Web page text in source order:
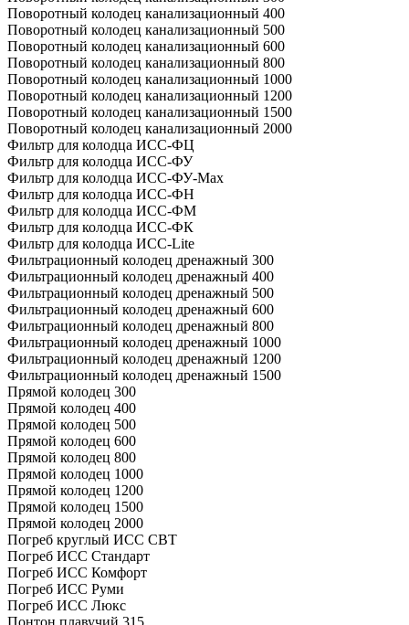
Поворотный колодец канализационный 400
Поворотный колодец канализационный 500
Поворотный колодец канализационный 600
Поворотный колодец канализационный 800
Поворотный колодец канализационный 1000
Поворотный колодец канализационный 1200
Поворотный колодец канализационный 1500
Поворотный колодец канализационный 2000
Фильтр для колодца ИСС-ФЦ
Фильтр для колодца ИСС-ФУ
Фильтр для колодца ИСС-ФУ-Мах
Фильтр для колодца ИСС-ФН
Фильтр для колодца ИСС-ФМ
Фильтр для колодца ИСС-ФК
Фильтр для колодца ИСС-Lite
Фильтрационный колодец дренажный 300
Фильтрационный колодец дренажный 400
Фильтрационный колодец дренажный 500
Фильтрационный колодец дренажный 600
Фильтрационный колодец дренажный 800
Фильтрационный колодец дренажный 1000
Фильтрационный колодец дренажный 1200
Фильтрационный колодец дренажный 1500
Прямой колодец 300
Прямой колодец 400
Прямой колодец 500
Прямой колодец 600
Прямой колодец 800
Прямой колодец 1000
Прямой колодец 1200
Прямой колодец 1500
Прямой колодец 2000
Погреб круглый ИСС СВТ
Погреб ИСС Стандарт
Погреб ИСС Комфорт
Погреб ИСС Руми
Погреб ИСС Люкс
Понтон плавучий 315